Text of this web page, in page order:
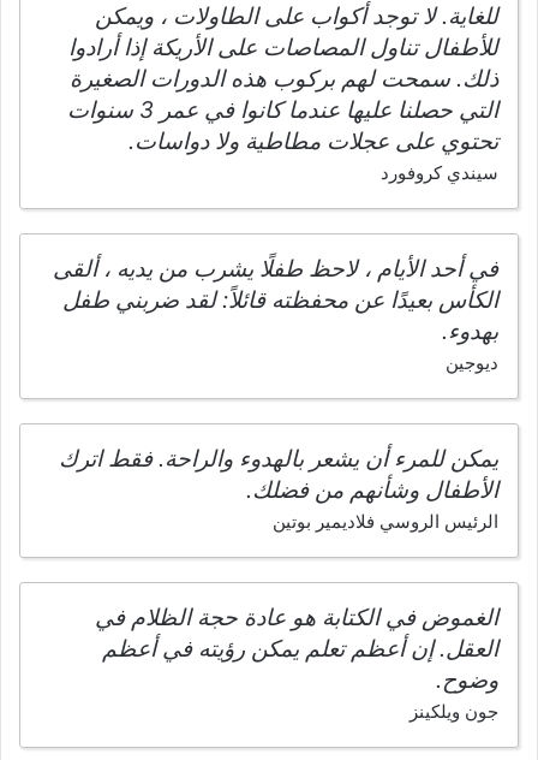
للغاية. لا توجد أكواب على الطاولات ، ويمكن
للأطفال تناول المصاصات على الأريكة إذا أرادوا
ذلك. سمحت لهم بركوب هذه الدورات الصغيرة
التي حصلنا عليها عندما كانوا في عمر 3 سنوات
تحتوي على عجلات مطاطية ولا دواسات.
سيندي كروفورد
في أحد الأيام ، لاحظ طفلًا يشرب من يديه ، ألقى
الكأس بعيدًا عن محفظته قائلاً: لقد ضربني طفل
بهدوء.
ديوجين
يمكن للمرء أن يشعر بالهدوء والراحة. فقط اترك
الأطفال وشأنهم من فضلك.
الرئيس الروسي فلاديمير بوتين
الغموض في الكتابة هو عادة حجة الظلام في
العقل. إن أعظم تعلم يمكن رؤيته في أعظم
وضوح.
جون ويلكينز